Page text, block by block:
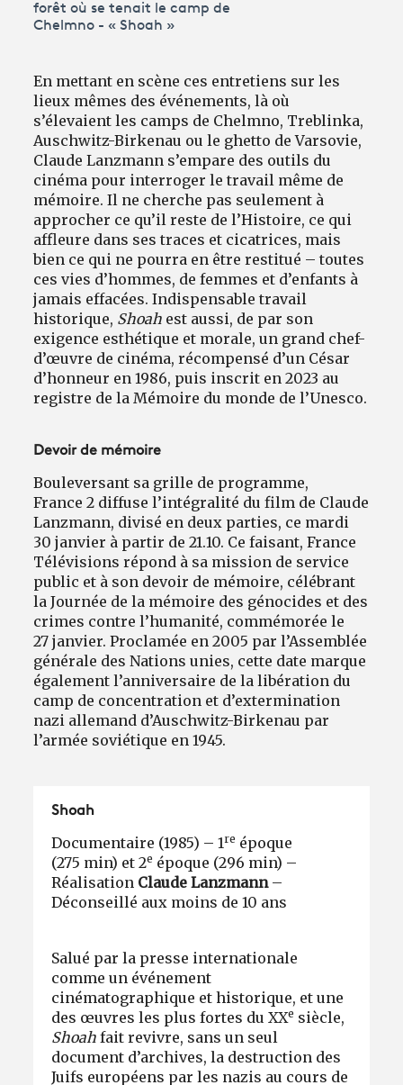
forêt où se tenait le camp de
Chelmno - « Shoah »
En mettant en scène ces entretiens sur les
lieux mêmes des événements, là où
s’élevaient les camps de Chelmno, Treblinka,
Auschwitz-Birkenau ou le ghetto de Varsovie,
Claude Lanzmann s’empare des outils du
cinéma pour interroger le travail même de
mémoire. Il ne cherche pas seulement à
approcher ce qu’il reste de l’Histoire, ce qui
affleure dans ses traces et cicatrices, mais
bien ce qui ne pourra en être restitué – toutes
ces vies d’hommes, de femmes et d’enfants à
jamais effacées. Indispensable travail
historique, Shoah est aussi, de par son
exigence esthétique et morale, un grand chef-
d’œuvre de cinéma, récompensé d’un César
d’honneur en 1986, puis inscrit en 2023 au
registre de la Mémoire du monde de l’Unesco.
Devoir de mémoire
Bouleversant sa grille de programme,
France 2 diffuse l’intégralité du film de Claude
Lanzmann, divisé en deux parties, ce mardi
30 janvier à partir de 21.10. Ce faisant, France
Télévisions répond à sa mission de service
public et à son devoir de mémoire, célébrant
la Journée de la mémoire des génocides et des
crimes contre l’humanité, commémorée le
27 janvier. Proclamée en 2005 par l’Assemblée
générale des Nations unies, cette date marque
également l’anniversaire de la libération du
camp de concentration et d’extermination
nazi allemand d’Auschwitz-Birkenau par
l’armée soviétique en 1945.
Shoah
Documentaire (1985) – 1re époque
(275 min) et 2e époque (296 min) –
Réalisation Claude Lanzmann –
Déconseillé aux moins de 10 ans
Salué par la presse internationale
comme un événement
cinématographique et historique, et une
des œuvres les plus fortes du XXe siècle,
Shoah fait revivre, sans un seul
document d’archives, la destruction des
Juifs européens par les nazis au cours de